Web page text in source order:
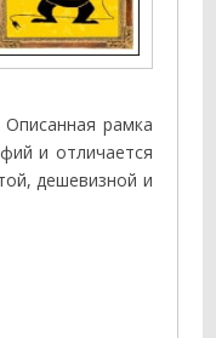
рамка
и отличается
дешевизной и